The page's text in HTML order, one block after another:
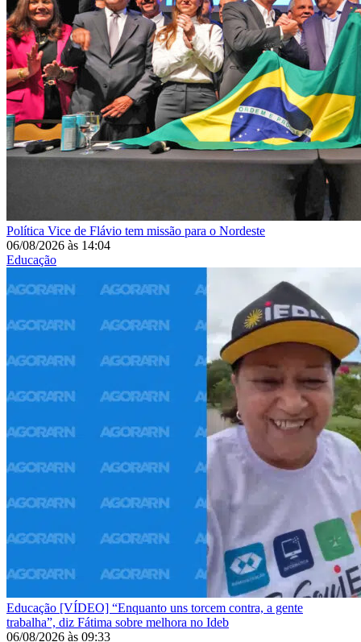
Política Vice de Flávio tem missão para o Nordeste
06/08/2026 às 14:04
Educação
Educação [VÍDEO] “Enquanto uns torcem contra, a gente
trabalha”, diz Fátima sobre melhora no Ideb
06/08/2026 às 09:33